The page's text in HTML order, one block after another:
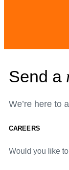
Send a
We’re here to
CAREERS
Would you like